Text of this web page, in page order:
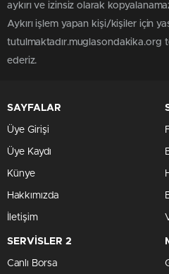
aykırı ve izinsiz olarak
Aykırı işlem yapan kişi/kişiler için
tutulmaktadır.muglasondakika.org
ederiz.
SAYFALAR
Üye Girişi
Üye Kaydı
Künye
Hakkımızda
İletişim
SERVİSLER 2
Canlı Borsa